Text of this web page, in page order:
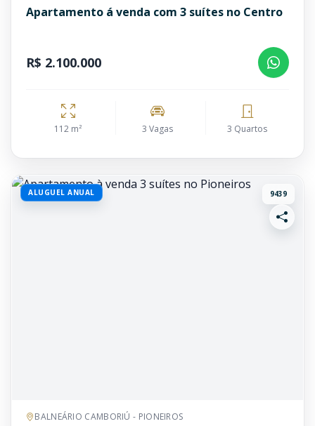
Apartamento á venda com 3 suítes no Centro
R$ 2.100.000
112 m² 3 Vagas 3 Quartos
ALUGUEL ANUAL 9439
BALNEÁRIO CAMBORIÚ - PIONEIROS